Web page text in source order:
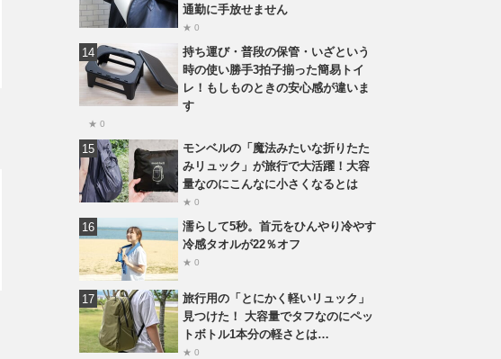
通勤に手放せません
★ 0
持ち運び・普段の保管・いざという
時の使い勝手3拍子揃った簡易トイ
レ！もしものときの安心感が違いま
す
★ 0
モンベルの「魔法みたいな折りたた
みリュック」が旅行で大活躍！大容
量なのにこんなに小さくなるとは
★ 0
濡らして5秒。首元をひんやり冷やす
冷感タオルが22％オフ
★ 0
旅行用の「とにかく軽いリュック」
見つけた！ 大容量でタフなのにペッ
トボトル1本分の軽さとは…
★ 0